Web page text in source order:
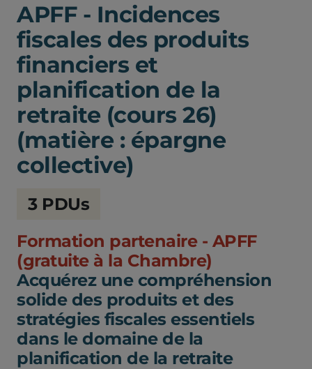
APFF - Incidences
fiscales des produits
financiers et
planification de la
retraite (cours 26)
(matière : épargne
collective)
de
sécurité
financière
3 PDUs
Formation partenaire - APFF
(gratuite à la Chambre)
Acquérez une compréhension
solide des produits et des
stratégies fiscales essentiels
dans le domaine de la
planification de la retraite